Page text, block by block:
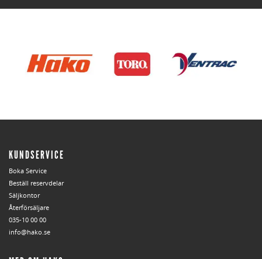
KUNDSERVICE
Boka Service
Beställ reservdelar
Säljkontor
Återförsäljare
035-10 00 00
info@hako.se